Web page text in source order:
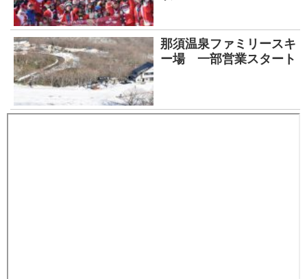
那須温泉ファミリースキ
ー場 一部営業スタート